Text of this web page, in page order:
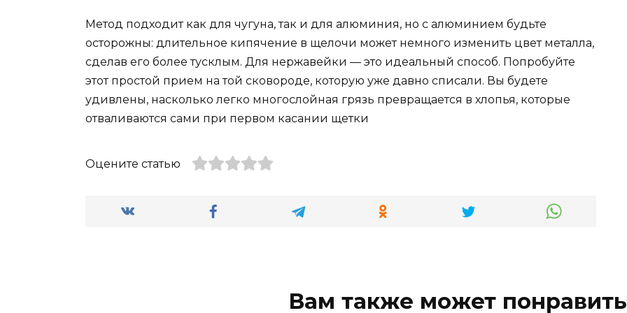
Метод подходит как для чугуна, так и для алюминия, но с алюминием будьте
осторожны: длительное кипячение в щелочи может немного изменить цвет металла,
сделав его более тусклым. Для нержавейки — это идеальный способ. Попробуйте
этот простой прием на той сковороде, которую уже давно списали. Вы будете
удивлены, насколько легко многослойная грязь превращается в хлопья, которые
отваливаются сами при первом касании щетки
Оцените статью
Вам также может